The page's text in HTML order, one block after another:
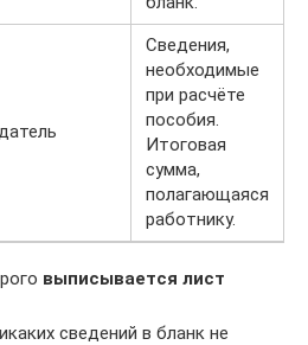
Сведения,
необходимые
при расчёте
пособия.
Итоговая
сумма,
полагающаяся
работнику.
выписывается лист
сведений в бланк не